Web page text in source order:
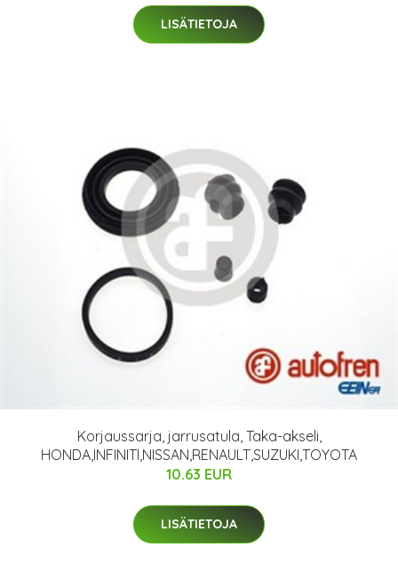
LISÄTIETOJA
Korjaussarja, jarrusatula, Taka-akseli,
HONDA,INFINITI,NISSAN,RENAULT,SUZUKI,TOYOTA
10.63 EUR
LISÄTIETOJA